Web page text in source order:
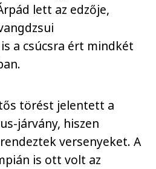
lett az edzője,
a csúcsra ért mindkét
törést jelentett a
járvány, hiszen
versenyeket. A
is ott volt az